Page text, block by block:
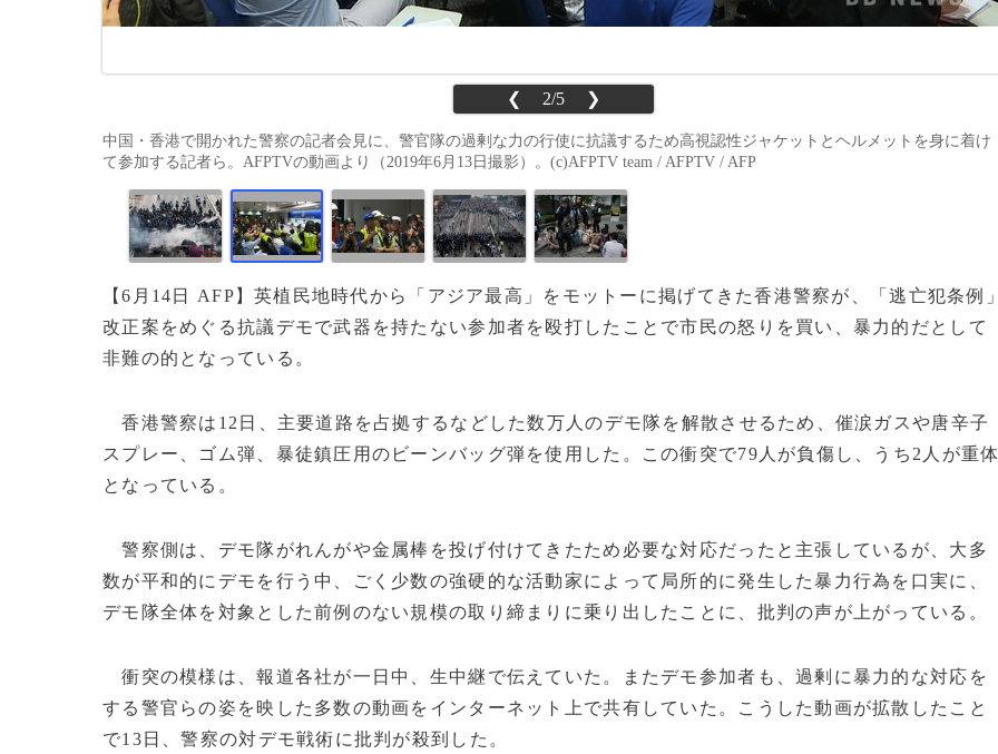
❮ 2/5 ❯
中国・香港で開かれた警察の記者会見に、警官隊の過剰な力の行使に抗議するため高視認性ジャケットとヘルメットを身に着け
て参加する記者ら。AFPTVの動画より（2019年6月13日撮影）。(c)AFPTV team / AFPTV / AFP
【6月14日 AFP】英植民地時代から「アジア最高」をモットーに掲げてきた香港警察が、「逃亡犯条例
改正案をめぐる抗議デモで武器を持たない参加者を殴打したことで市民の怒りを買い、暴力的だとして
非難の的となっている。
香港警察は12日、主要道路を占拠するなどした数万人のデモ隊を解散させるため、催涙ガスや唐辛子
スプレー、ゴム弾、暴徒鎮圧用のビーンバッグ弾を使用した。この衝突で79人が負傷し、うち2人が重
となっている。
警察側は、デモ隊がれんがや金属棒を投げ付けてきたため必要な対応だったと主張しているが、大多
数が平和的にデモを行う中、ごく少数の強硬的な活動家によって局所的に発生した暴力行為を口実に、
デモ隊全体を対象とした前例のない規模の取り締まりに乗り出したことに、批判の声が上がっている。
衝突の模様は、報道各社が一日中、生中継で伝えていた。またデモ参加者も、過剰に暴力的な対応を
する警官らの姿を映した多数の動画をインターネット上で共有していた。こうした動画が拡散したこと
で13日、警察の対デモ戦術に批判が殺到した。